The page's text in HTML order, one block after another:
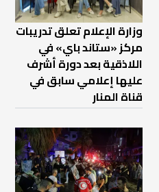
وزارة الإعلام تعلق تدريبات
مركز «ستاند باي» في
اللاذقية بعد دورة أشرف
عليها إعلامي سابق في
قناة المنار